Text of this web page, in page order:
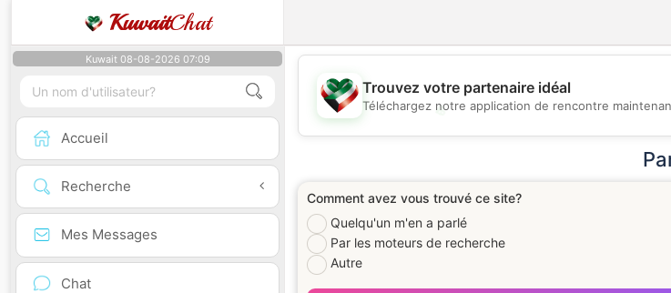
KuwaitChat
Kuwait 08-08-2026 07:09
Accueil
Recherche
Mes Messages
Chat
💖
Trouvez votre partenaire idéal
Téléchargez notre application de rencontre
Comment avez vous trouvé ce site?
Quelqu'un m'en a parlé
Par les moteurs de recherche
Autre